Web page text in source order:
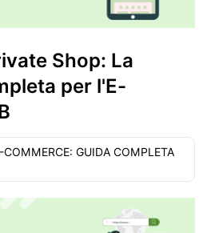
Shop: La
per l'E-
COMMERCE: GUIDA COMPLETA